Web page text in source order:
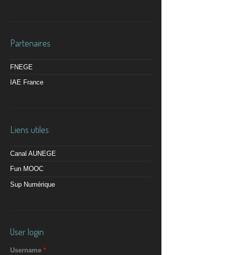
Partenaires
FNEGE
IAE France
Liens utiles
Canal AUNEGE
Fun MOOC
Sup Numérique
User login
Username *